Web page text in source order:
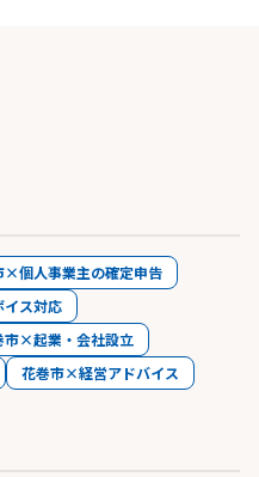
×個人事業主の確定申告
ス対応
市×起業・会社設立
花巻市×経営アドバイス